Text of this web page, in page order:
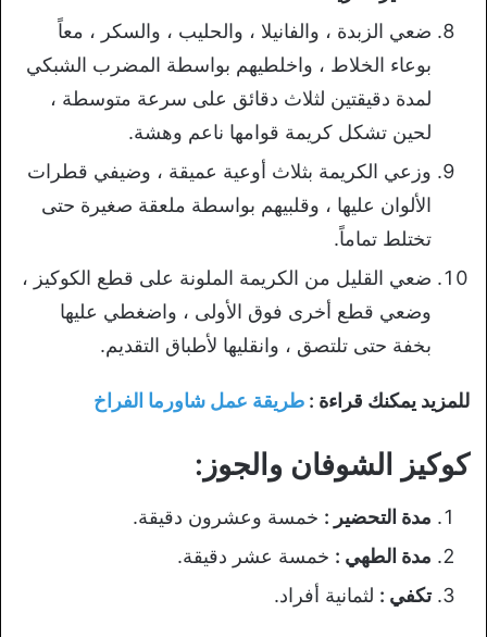
ضعي الزبدة ، والفانيلا ، والحليب ، والسكر ، معاً
بوعاء الخلاط ، واخلطيهم بواسطة المضرب الشبكي
لمدة دقيقتين لثلاث دقائق على سرعة متوسطة ،
لحين تشكل كريمة قوامها ناعم وهشة.
وزعي الكريمة بثلاث أوعية عميقة ، وضيفي قطرات
الألوان عليها ، وقلبيهم بواسطة ملعقة صغيرة حتى
تختلط تماماً.
ضعي القليل من الكريمة الملونة على قطع الكوكيز ،
وضعي قطع أخرى فوق الأولى ، واضغطي عليها
بخفة حتى تلتصق ، وانقليها لأطباق التقديم.
للمزيد يمكنك قراءة : طريقة عمل شاورما الفراخ
كوكيز الشوفان والجوز:
مدة التحضير : خمسة وعشرون دقيقة.
مدة الطهي : خمسة عشر دقيقة.
تكفي : لثمانية أفراد.